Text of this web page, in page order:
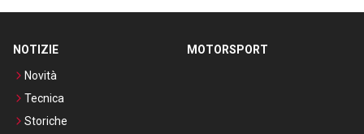
NOTIZIE
Novità
Tecnica
Storiche
MOTORSPORT